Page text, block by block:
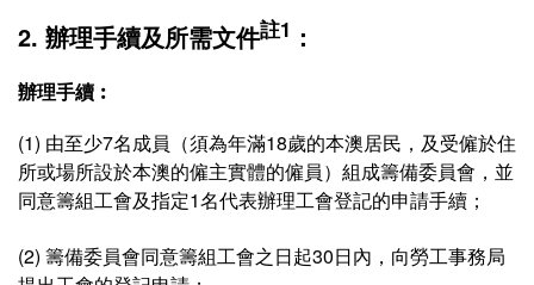
2. 辦理手續及所需文件註1 ：
辦理手續︰
(1) 由至少7名成員（須為年滿18歲的本澳居民，及受僱於住
所或場所設於本澳的僱主實體的僱員）組成籌備委員會，並
同意籌組工會及指定1名代表辦理工會登記的申請手續；
(2) 籌備委員會同意籌組工會之日起30日內，向勞工事務局